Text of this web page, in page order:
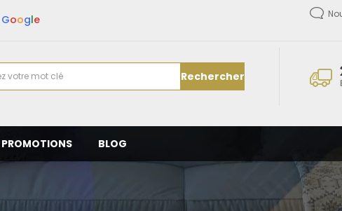
Google
Rechercher
PROMOTIONS BLOG